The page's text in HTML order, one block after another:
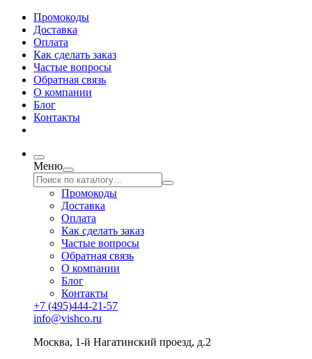
Промокоды
Доставка
Оплата
Как сделать заказ
Частые вопросы
Обратная связь
О компании
Блог
Контакты
Меню
Промокоды
Доставка
Оплата
Как сделать заказ
Частые вопросы
Обратная связь
О компании
Блог
Контакты
+7 (495)444-21-57
info@vishco.ru
Москва, 1-й Нагатинский проезд, д.2